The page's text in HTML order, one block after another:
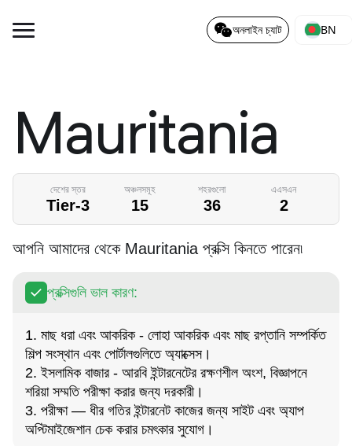
অনলাইন চ্যাট BN
Mauritania
দেশের স্তর
Tier-3
অঞ্চলসমূহ
15
শহরগুলো
36
এএসএন
2
আপনি আমাদের থেকে Mauritania প্রক্সি কিনতে পারেন৷
প্রক্সিগুলি ভাল কারণ:
1. মাছ ধরা এবং আকরিক - লোহা আকরিক এবং মাছ রপ্তানি সম্পর্কিত
শিল্প সংস্থান এবং পোর্টালগুলিতে অ্যাক্সেস।
2. ইসলামিক বাজার - আরবি ইন্টারনেটের রক্ষণশীল অংশ, বিজ্ঞাপনে
শরিয়া সম্মতি পরীক্ষা করার জন্য দরকারী।
3. পরীক্ষা — ধীর গতির ইন্টারনেট কাজের জন্য সাইট এবং অ্যাপ
অপ্টিমাইজেশান চেক করার চমৎকার সুযোগ।